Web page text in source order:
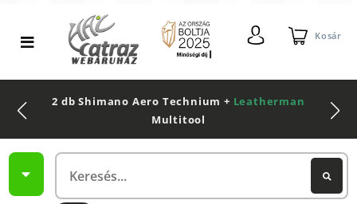
Kosár
2 db Shimano Aero Technium + Leatherman
Multitool